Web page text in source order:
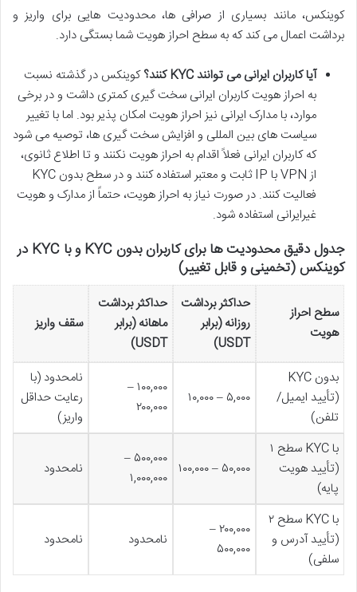
کوینکس، مانند بسیاری از صرافی ها، محدودیت هایی برای واریز و
برداشت اعمال می کند که به سطح احراز هویت شما بستگی دارد.
آیا کاربران ایرانی می توانند KYC کنند؟
کوینکس در گذشته نسبت
به احراز هویت کاربران ایرانی سخت گیری کمتری داشت و در برخی
موارد، با مدارک ایرانی نیز احراز هویت امکان پذیر بود. اما با تغییر
سیاست های بین المللی و افزایش سخت گیری ها، توصیه می شود
که کاربران ایرانی فعلاً اقدام به احراز هویت نکنند و تا اطلاع ثانوی،
از VPN با IP ثابت و معتبر استفاده کنند و در سطح بدون KYC
فعالیت کنند. در صورت نیاز به احراز هویت، حتماً از مدارک و هویت
غیرایرانی استفاده شود.
جدول دقیق محدودیت ها برای کاربران بدون KYC و با KYC در
کوینکس (تخمینی و قابل تغییر)
سطح احراز
هویت
حداکثر برداشت
روزانه (برابر
USDT)
حداکثر برداشت
ماهانه (برابر
USDT)
سقف واریز
بدون KYC
(تأیید ایمیل/
تلفن)
۵,۰۰۰ – ۱۰,۰۰۰
۱۰۰,۰۰۰ –
۲۰۰,۰۰۰
نامحدود (با
رعایت حداقل
واریز)
با KYC سطح ۱
(تأیید هویت
پایه)
۵۰,۰۰۰ – ۱۰۰,۰۰۰
۵۰۰,۰۰۰ –
۱,۰۰۰,۰۰۰
نامحدود
با KYC سطح ۲
(تأیید آدرس و
سلفی)
۲۰۰,۰۰۰ –
۵۰۰,۰۰۰
نامحدود نامحدود